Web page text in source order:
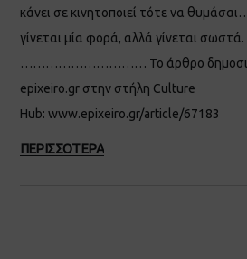
κάνει σε κινητοποιεί τότε να
γίνεται μία φορά, αλλά γίνεται σωστά.
………………………… Το άρθρο
epixeiro.gr στην στήλη Culture
Hub: www.epixeiro.gr/article/67183
ΠΕΡΙΣΣΟΤΕΡΑ